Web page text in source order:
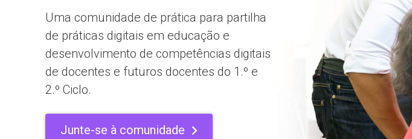
Uma comunidade de prática para partilha
de práticas digitais em educação e
desenvolvimento de competências digitais
de docentes e futuros docentes do 1.º e
2.º Ciclo.
Junte-se à comunidade